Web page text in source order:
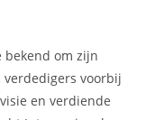
om zijn
voorbij
en verdiende